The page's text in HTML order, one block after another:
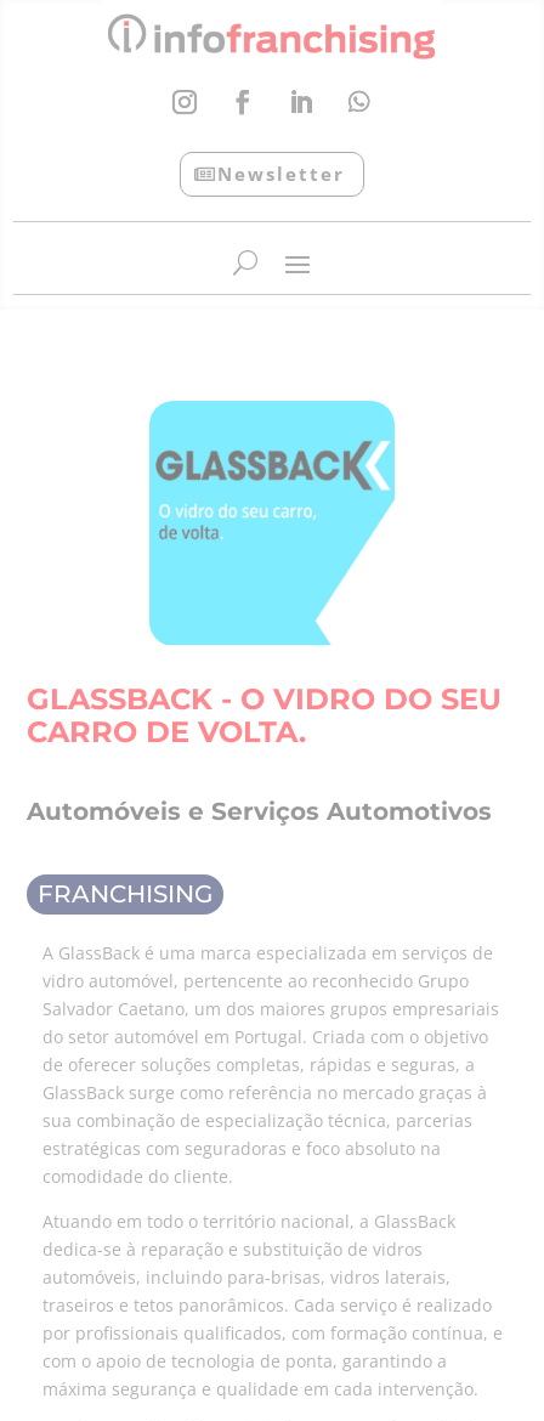
Newsletter
GLASSBACK - O VIDRO DO SEU
CARRO DE VOLTA.
Automóveis e Serviços Automotivos
FRANCHISING
A GlassBack é uma marca especializada em serviços de
vidro automóvel, pertencente ao reconhecido Grupo
Salvador Caetano, um dos maiores grupos empresariais
do setor automóvel em Portugal. Criada com o objetivo
de oferecer soluções completas, rápidas e seguras, a
GlassBack surge como referência no mercado graças à
sua combinação de especialização técnica, parcerias
estratégicas com seguradoras e foco absoluto na
comodidade do cliente.
Atuando em todo o território nacional, a GlassBack
dedica-se à reparação e substituição de vidros
automóveis, incluindo para-brisas, vidros laterais,
traseiros e tetos panorâmicos. Cada serviço é realizado
por profissionais qualificados, com formação contínua, e
com o apoio de tecnologia de ponta, garantindo a
máxima segurança e qualidade em cada intervenção.